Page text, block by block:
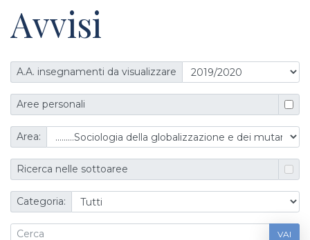
Avvisi
A.A. insegnamenti da visualizzare
Aree personali
Area:
Ricerca nelle sottoaree
Categoria:
VAI